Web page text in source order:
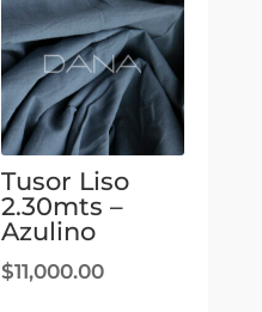
Tusor Liso
2.30mts –
Azulino
$11,000.00